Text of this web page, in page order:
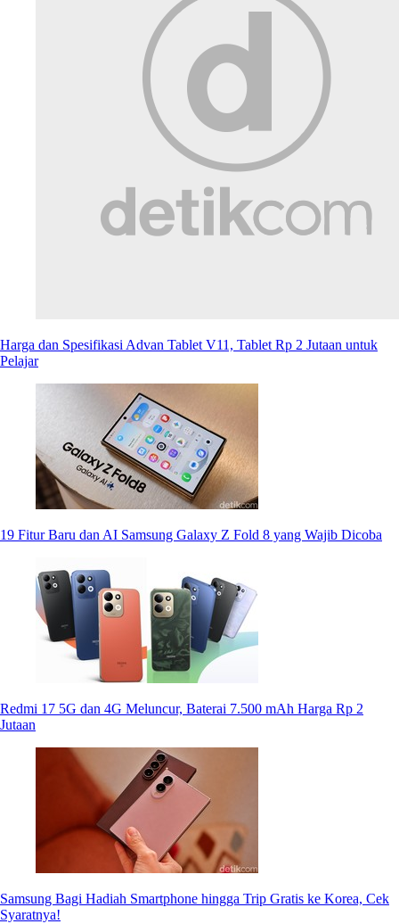
Harga dan Spesifikasi Advan Tablet V11, Tablet Rp 2 Jutaan untuk
Pelajar
19 Fitur Baru dan AI Samsung Galaxy Z Fold 8 yang Wajib Dicoba
Redmi 17 5G dan 4G Meluncur, Baterai 7.500 mAh Harga Rp 2
Jutaan
Samsung Bagi Hadiah Smartphone hingga Trip Gratis ke Korea, Cek
Syaratnya!